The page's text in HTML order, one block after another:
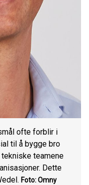
ofte forblir i
til å bygge bro
teamene
Dette
Foto: Omny